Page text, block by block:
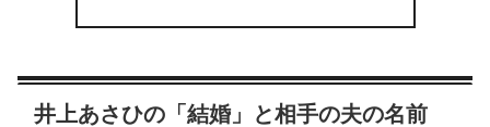
井上あさひの「結婚」と相手の夫の名前